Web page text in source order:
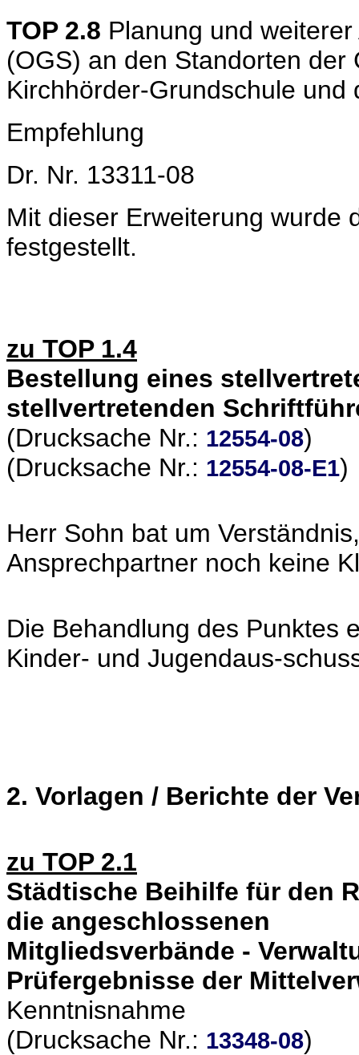
TOP 2.8 Planung und
(OGS) an den Standorten
Kirchhörder-Grundschule und
Empfehlung
Dr. Nr. 13311-08
Mit dieser Erweiterung wurde
festgestellt.
zu TOP 1.4
Bestellung eines
stellvertretenden
(Drucksache Nr.: 12554-08)
(Drucksache Nr.: 12554-08-E1)
Herr Sohn bat um
Ansprechpartner noch keine
Die Behandlung des Punktes
Kinder- und Jugendaus-
2. Vorlagen / Berichte der
zu TOP 2.1
Städtische Beihilfe für den
die angeschlossenen
Mitgliedsverbände -
Prüfergebnisse der
Kenntnisnahme
(Drucksache Nr.: 13348-08)